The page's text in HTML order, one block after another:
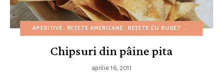
APERITIVE REȚETE AMERICANE REȚETE CU BUGET REDUS
Chipsuri din pâine pita
aprilie 16, 2011